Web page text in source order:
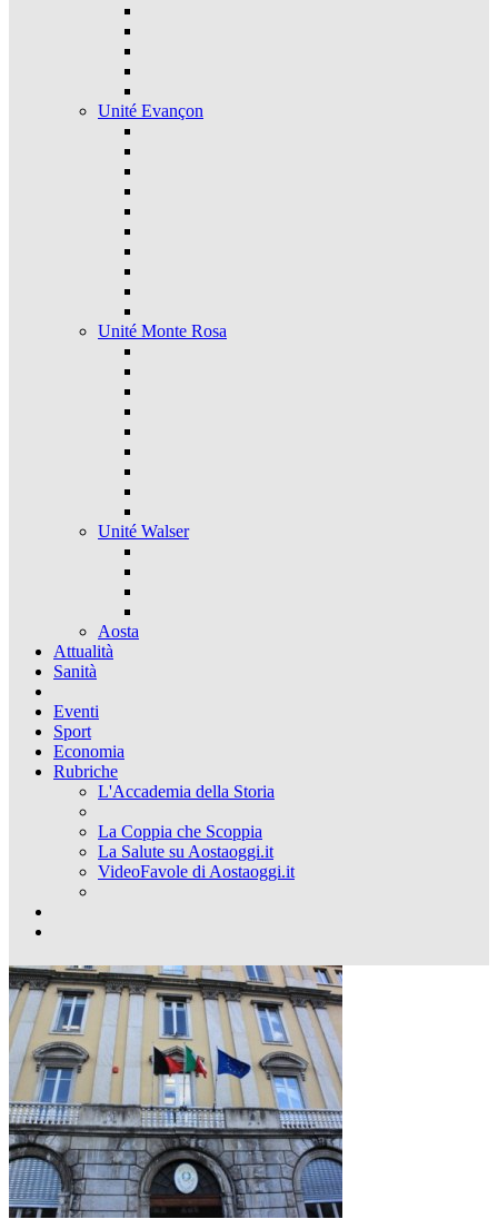
Unité Evançon
Unité Monte Rosa
Unité Walser
Aosta
Attualità
Sanità
Eventi
Sport
Economia
Rubriche
L'Accademia della Storia
La Coppia che Scoppia
La Salute su Aostaoggi.it
VideoFavole di Aostaoggi.it